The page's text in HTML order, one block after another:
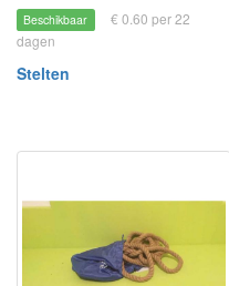
Beschikbaar
€ 0.60 per 22
dagen
Stelten